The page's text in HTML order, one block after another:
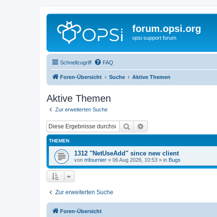
forum.opsi.org
opsi support forum
Schnellzugriff FAQ
Foren-Übersicht Suche Aktive Themen
Aktive Themen
Zur erweiterten Suche
Suche
THEMEN
1312 "NetUseAdd" since new client
von mfournier » 06 Aug 2026, 10:53 » in Bugs
Zur erweiterten Suche
Foren-Übersicht